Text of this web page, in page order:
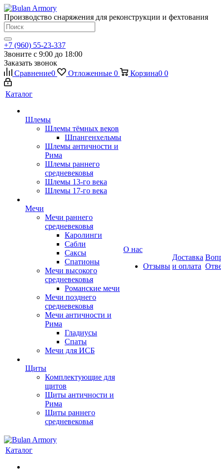
Производство снаряжения для реконструкции и фехтования
+7 (960) 55-23-337
Звоните с 9:00 до 18:00
Заказать звонок
Сравнение0 Отложенные 0 Корзина0 0
Каталог
Шлемы
Шлемы тёмных веков
Шпангенхельмы
Шлемы античности и
Рима
Шлемы раннего
средневековья
Шлемы 13-го века
Шлемы 17-го века
Мечи
Мечи раннего
средневековья
Каролинги
Сабли
Саксы
Спатионы
Мечи высокого
средневековья
Романские мечи
Мечи позднего
средневековья
Мечи античности и
Рима
Гладиусы
Спаты
Мечи для ИСБ
Щиты
Комплектующие для
щитов
Щиты античности и
Рима
Щиты раннего
средневековья
О нас
Отзывы
Доставка
и оплата
Каталог